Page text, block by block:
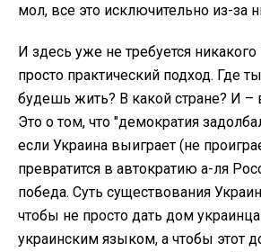
мол, все это исключительно из-за
И здесь уже не требуется никакого
просто практический подход. Где
будешь жить? В какой стране? И –
Это о том, что "демократия
если Украина выиграет (не
превратится в автократию а-ля
победа. Суть существования
чтобы не просто дать дом
украинским языком, а чтобы этот